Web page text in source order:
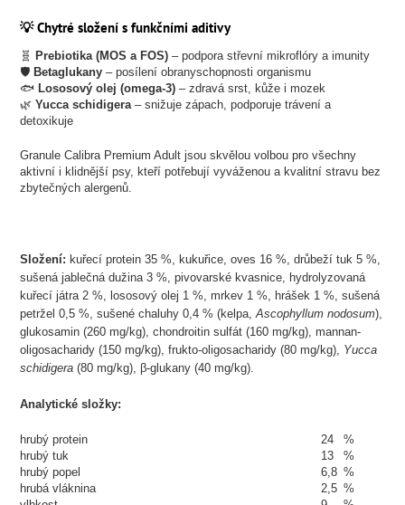
💡 Chytré složení s funkčními aditivy
🧬 Prebiotika (MOS a FOS) – podpora střevní mikroflóry a imunity
🛡️ Betaglukany – posílení obranyschopnosti organismu
🐟 Lososový olej (omega-3) – zdravá srst, kůže i mozek
🌿Yucca schidigera– snižuje zápach, podporuje trávení a
detoxikuje
Granule Calibra Premium Adult jsou skvělou volbou pro všechny
aktivní i klidnější psy, kteří potřebují vyváženou a kvalitní stravu bez
zbytečných alergenů.
Složení: kuřecí protein 35 %, kukuřice, oves 16 %, drůbeží tuk 5 %,
sušená jablečná dužina 3 %, pivovarské kvasnice, hydrolyzovaná
kuřecí játra 2 %, lososový olej 1 %, mrkev 1 %, hrášek 1 %, sušená
petržel 0,5 %, sušené chaluhy 0,4 % (kelpa,Ascophyllum nodosum),
glukosamin (260 mg/kg), chondroitin sulfát (160 mg/kg), mannan-
oligosacharidy (150 mg/kg), frukto-oligosacharidy (80 mg/kg), Yucca
schidigera (80 mg/kg), β-glukany (40 mg/kg).
Analytické složky:
hrubý protein 24
%
hrubý tuk
13
%
hrubý popel
6,8 %
hrubá vláknina
2,5 %